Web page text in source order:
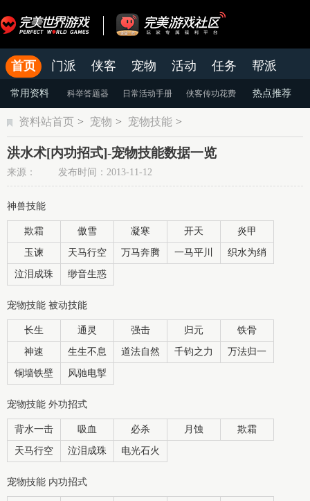
首页 门派 侠客 宠物 活动 任务
帮派
官网
论坛 老虎游戏APP
常用资料 科举答题器 日常活动手册 侠客传功花费 热点推荐
颜色蜕变 天命系统 染色系统
资料站首页 > 宠物 > 宠物技能 >
洪水术[内功招式]-宠物技能数据一览
来源： 发布时间：2013-11-12
神兽技能
欺霜 傲雪 凝寒 开天 炎甲
玉谏 天马行空 万马奔腾 一马平川 织水为绡
泣泪成珠 缈音生惑
宠物技能 被动技能
长生 通灵 强击 归元 铁骨
神速 生生不息 道法自然 千钧之力 万法归一
铜墙铁壁 风驰电掣
宠物技能 外功招式
背水一击 吸血 必杀 月蚀 欺霜
天马行空 泣泪成珠 电光石火
宠物技能 内功招式